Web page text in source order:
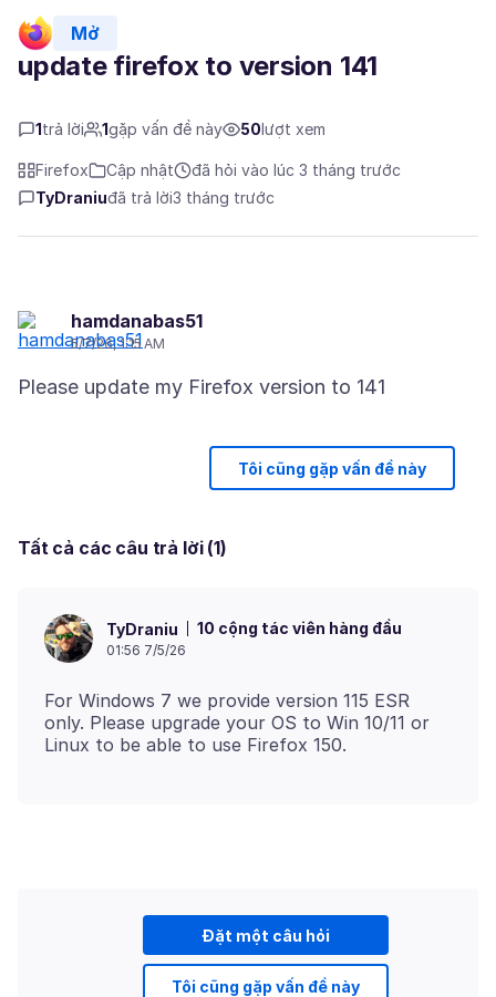
Mở
update firefox to version 141
1trả lời 1gặp vấn đề này 50lượt xem
Firefox Cập nhật
đã hỏi vào lúc 3 tháng trước
TyDraniuđã trả lời3 tháng trước
hamdanabas51
5/7/26, 1:15 AM
Tôi cũng gặp vấn đề này
Tất cả các câu trả lời (1)
TyDraniu 10 cộng tác viên hàng đầu
01:56 7/5/26
For Windows 7 we provide version 115 ESR
only. Please upgrade your OS to Win 10/11 or
Đặt một câu hỏi
Tôi cũng gặp vấn đề này